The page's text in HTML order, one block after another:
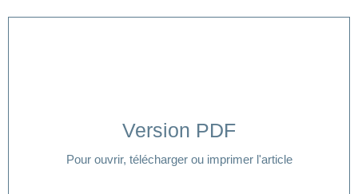
Version PDF
Pour ouvrir, télécharger ou imprimer l'article
Cliquer ici